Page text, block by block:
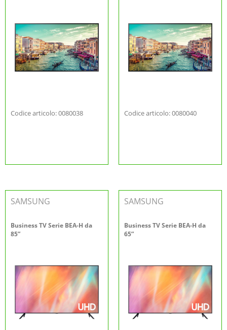
Codice articolo: 0080038 Codice articolo: 0080040
SAMSUNG
Business TV Serie BEA-H da
85”
SAMSUNG
Business TV Serie BEA-H da
65”